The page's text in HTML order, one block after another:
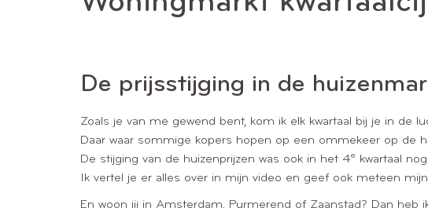
De prijsstijging in de
Zoals je van me gewend bent, kom ik elk kwartaal bij je in de
Daar waar sommige kopers hopen op een ommekeer op de
De stijging van de huizenprijzen was ook in het 4e kwartaal
Ik vertel je er alles over in mijn video en geef ook meteen
En woon jij in Amsterdam, Purmerend of Zaanstad? Dan heb